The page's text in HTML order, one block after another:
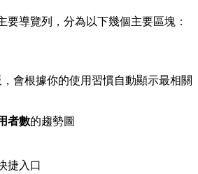
要導覽列，分為以下幾個主要區塊：
會根據你的使用習慣自動顯示最相關
者數的趨勢圖
捷入口